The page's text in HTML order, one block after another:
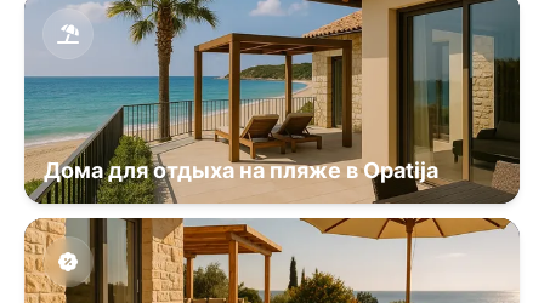
Дома для отдыха на пляже в Opatija